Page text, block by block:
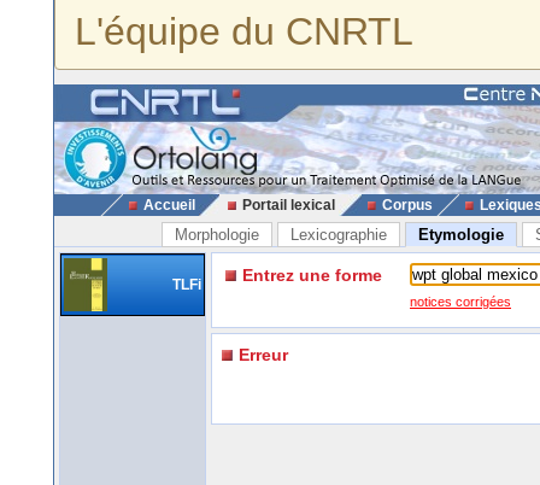
L'équipe du CNRTL
Accueil Portail lexical Corpus
Morphologie Lexicographie Etymologie
TLFi Entrez une forme
notices corrigées
Erreur